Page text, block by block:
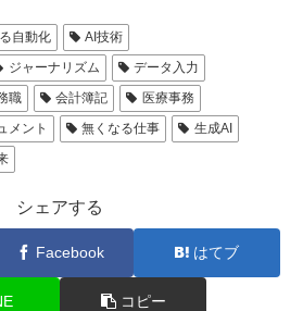
自動化
AI技術
ジャーナリズム
データ入力
職 会計簿記
医療事務
メント 無くなる仕事
生成AI
シェアする
Facebook はてブ
コピー